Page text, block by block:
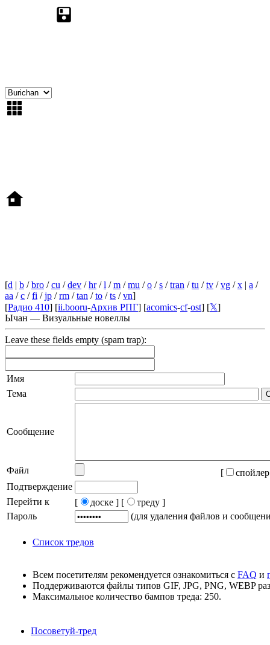
[d | b /bro /cu /dev /hr/l /m /mu /o /s /tran /tu /tv /vg /x | a /
aa /c /fi /jp /rm /tan /to /ts /vn]
[Радио 410] [ii.booru-Архив РПГ] [acomics-cf-ost] [𝕏]
Ычан — Визуальные новеллы
Leave these fields empty (spam trap):
Имя
Тема
Сообщение
Файл [
Подтверждение
Перейти к
[ доске ] [
треду ]
Пароль
(для удаления файлов и
Список тредов
Всем посетителям рекомендуется ознакомиться с FAQ и
Поддерживаются файлы типов GIF, JPG, PNG, WEBP
Максимальное количество бампов треда: 250.
Посоветуй-тред